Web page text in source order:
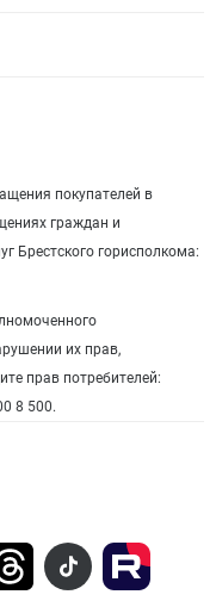
покупателей в
граждан и
Брестского горисполкома:
их прав,
прав потребителей:
8 500.